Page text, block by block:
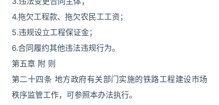
4.拖欠工程款、拖欠农民工工资；
5.违规设立工程保证金；
6.合同履约其他违法违规行为。
第五章 附 则
第二十四条 地方政府有关部门实施的铁路工程建设市场
秩序监管工作，可参照本办法执行。